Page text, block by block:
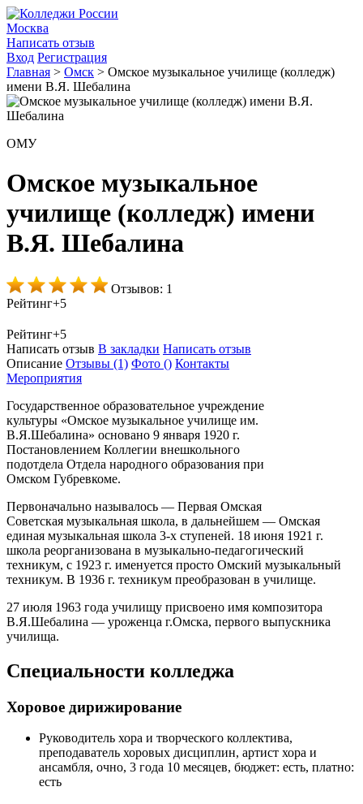
Москва
Написать отзыв
Вход Регистрация
Главная > Омск > Омское музыкальное училище (колледж)
имени В.Я. Шебалина
ОМУ
Омское музыкальное
училище (колледж) имени
В.Я. Шебалина
Отзывов: 1
Рейтинг+5
Рейтинг+5
Написать отзыв В закладки Написать отзыв
Описание Отзывы (1) Фото () Контакты
Мероприятия
Государственное образовательное учреждение
культуры «Омское музыкальное училище им.
В.Я.Шебалина» основано 9 января 1920 г.
Постановлением Коллегии внешкольного
подотдела Отдела народного образования при
Омском Губревкоме.
Первоначально называлось — Первая Омская
Советская музыкальная школа, в дальнейшем — Омская
единая музыкальная школа 3-х ступеней. 18 июня 1921 г.
школа реорганизована в музыкально-педагогический
техникум, с 1923 г. именуется просто Омский музыкальный
техникум. В 1936 г. техникум преобразован в училище.
27 июля 1963 года училищу присвоено имя композитора
В.Я.Шебалина — уроженца г.Омска, первого выпускника
училища.
Специальности колледжа
Хоровое дирижирование
Руководитель хора и творческого коллектива,
преподаватель хоровых дисциплин, артист хора и
ансамбля, очно, 3 года 10 месяцев, бюджет: есть, платно:
есть